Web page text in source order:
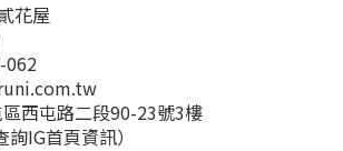
花屋
062
西屯路二段90-23號3樓
首頁資訊）